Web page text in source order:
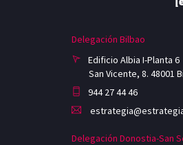
Delegación Bilbao
Edificio Albia I-Planta 6
San Vicente, 8. 48001
944 27 44 46
Delegación Donostia-San